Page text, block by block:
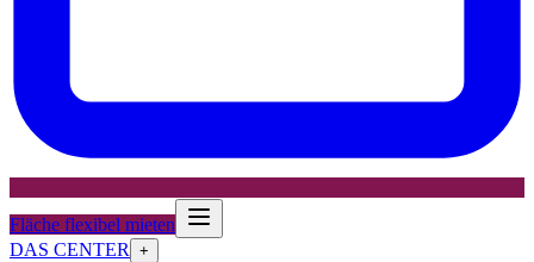
Fläche flexibel mieten
DAS CENTER
+